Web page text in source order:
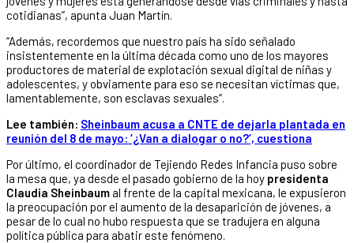
cotidianas”, apunta Juan Martín.
“Además, recordemos que nuestro país ha sido señalado
insistentemente en la última década como uno de los mayores
productores de material de explotación sexual digital de niñas y
adolescentes, y obviamente para eso se necesitan víctimas que,
lamentablemente, son esclavas sexuales”.
Lee también: Sheinbaum acusa a CNTE de dejarla plantada en
reunión del 8 de mayo: ‘¿Van a dialogar o no?’, cuestiona
Por último, el coordinador de Tejiendo Redes Infancia puso sobre
la mesa que, ya desde el pasado gobierno de la hoy presidenta
Claudia Sheinbaum al frente de la capital mexicana, le expusieron
la preocupación por el aumento de la desaparición de jóvenes, a
pesar de lo cual no hubo respuesta que se tradujera en alguna
política pública para abatir este fenómeno.